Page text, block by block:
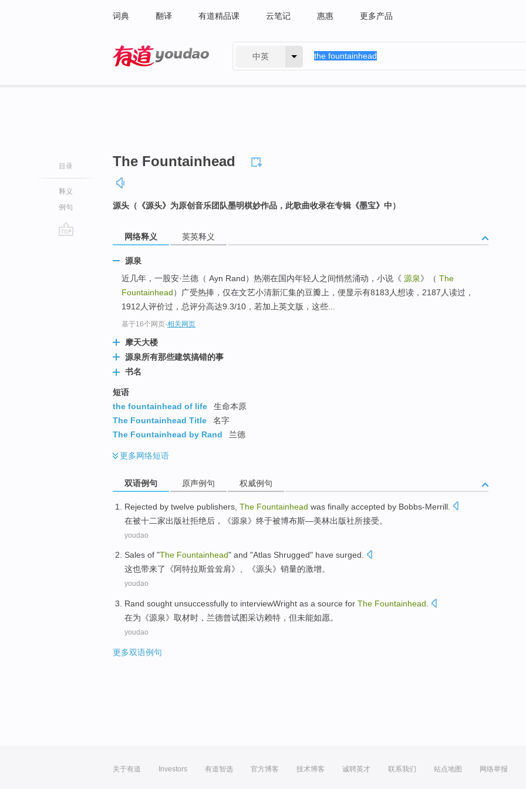
词典 翻译 有道精品课 云笔记 惠惠 更多产品
中英
目录
释义
例句
The Fountainhead
源头（《源头》为原创音乐团队墨明棋妙作品，此歌曲收录在专辑《墨宝》中）
网络释义 英英释义
源泉
近几年，一股安·兰德（ Ayn Rand）热潮在国内年轻人之间悄然涌动，小说《 源泉》（ The
Fountainhead）广受热捧，仅在文艺小清新汇集的豆瓣上，便显示有8183人想读，2187人读过，
1912人评价过，总评分高达9.3/10，若加上英文版，这些...
基于16个网页-相关网页
摩天大楼
源泉所有那些建筑搞错的事
书名
短语
the fountainhead of life
生命本原
The Fountainhead Title
名字
The Fountainhead by Rand
兰德
更多网络短语
双语例句 原声例句 权威例句
Rejected by twelve publishers The Fountainhead was finally accepted by Bobbs-Merrill
在被十二家出版社拒绝后，《源泉》 终于被博布斯—美林出版社所接受。
youdao
Sales of "The Fountainhead" and "Atlas Shrugged" have surged.
这也带来了《阿特拉斯耸耸肩》、《源头》 销量的激增。
youdao
Rand sought unsuccessfully to interviewWright as a source for The Fountainhead
在为 《源泉》 取材时， 兰德曾试图采访赖特，但未能如愿。
youdao
更多双语例句
关于有道 Investors 有道智选 官方博客 技术博客 诚聘英才 联系我们 站点地图 网络举报